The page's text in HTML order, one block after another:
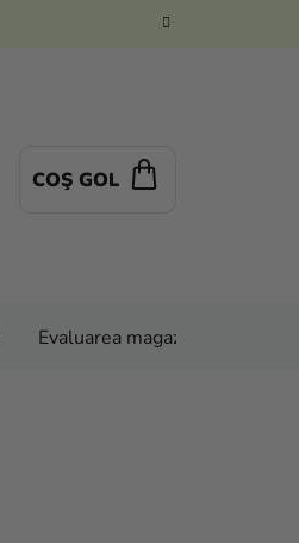
COŞ GOL
Evaluarea magazinului